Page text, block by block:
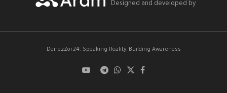
Designed and developed by
DeirezZor24: Speaking Reality, Building Awareness